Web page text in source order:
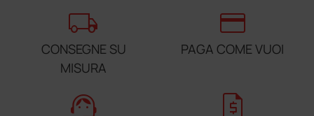
local_shipping
CONSEGNE SU
MISURA
credit_card
PAGA COME VUOI
support_agent request_quote